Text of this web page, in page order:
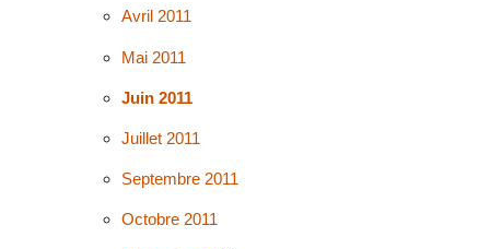
Avril 2011
Mai 2011
Juin 2011
Juillet 2011
Septembre 2011
Octobre 2011